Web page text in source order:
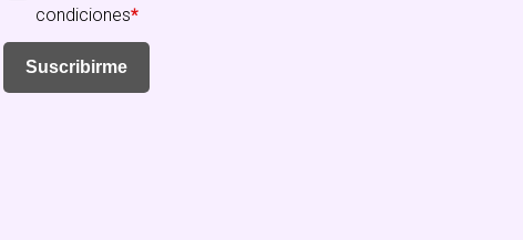
condiciones*
Suscribirme